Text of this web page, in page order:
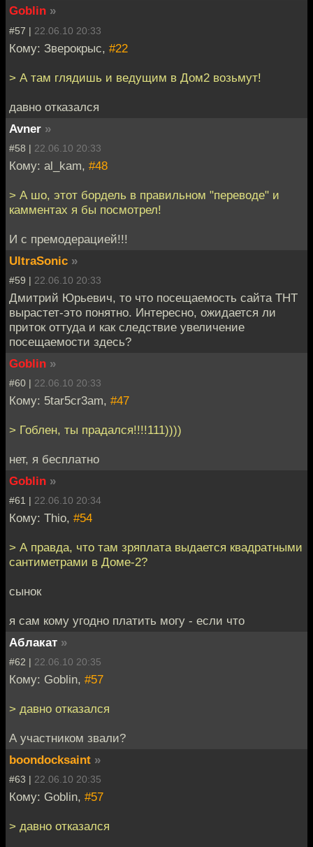
Goblin »
#57 | 22.06.10 20:33
Кому: Зверокрыс, #22
> А там глядишь и ведущим в Дом2 возьмут!
давно отказался
Avner »
#58 | 22.06.10 20:33
Кому: al_kam, #48
> А шо, этот бордель в правильном "переводе" и
камментах я бы посмотрел!
И с премодерацией!!!
UltraSonic »
#59 | 22.06.10 20:33
Дмитрий Юрьевич, то что посещаемость сайта ТНТ
вырастет-это понятно. Интересно, ожидается ли
приток оттуда и как следствие увеличение
посещаемости здесь?
Goblin »
#60 | 22.06.10 20:33
Кому: 5tar5cr3am, #47
> Гоблен, ты прадался!!!!111))))
нет, я бесплатно
Goblin »
#61 | 22.06.10 20:34
Кому: Thio, #54
> А правда, что там зряплата выдается квадратными
сантиметрами в Доме-2?
сынок
я сам кому угодно платить могу - если что
Аблакат »
#62 | 22.06.10 20:35
Кому: Goblin, #57
> давно отказался
А участником звали?
boondocksaint »
#63 | 22.06.10 20:35
Кому: Goblin, #57
> давно отказался